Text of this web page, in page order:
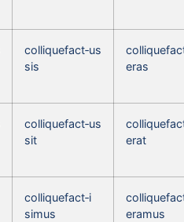
colliquefact‑us
sis
eras
colliquefact‑us
sit
erat
colliquefact‑i
simus
eramus